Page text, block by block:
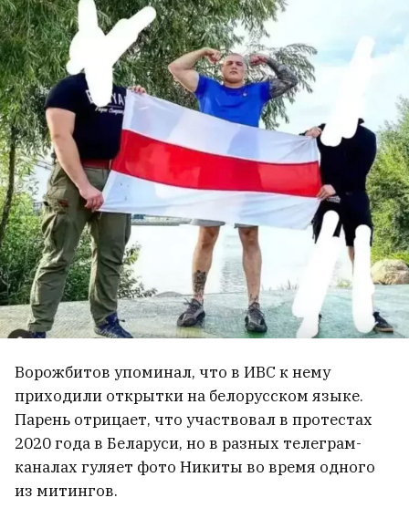
Ворожбитов упоминал, что в ИВС к нему
приходили открытки на белорусском языке.
Парень отрицает, что участвовал в протестах
2020 года в Беларуси, но в разных телеграм-
каналах гуляет фото Никиты во время одного
из митингов.